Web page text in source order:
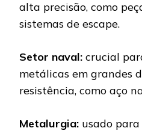
alta precisão, como
sistemas de escape.
Setor naval: crucial
metálicas em grandes
resistência, como aço
Metalurgia: usado